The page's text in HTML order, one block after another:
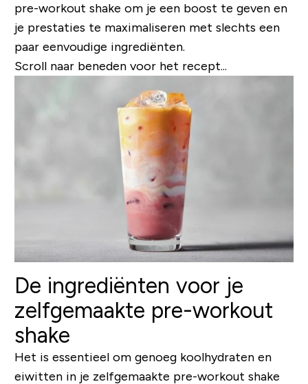
pre-workout shake om je een boost te geven en
je prestaties te maximaliseren met slechts een
paar eenvoudige ingrediënten.
Scroll naar beneden voor het recept...
De ingrediënten voor je
zelfgemaakte pre-workout
shake
Het is essentieel om genoeg koolhydraten en
eiwitten in je zelfgemaakte pre-workout shake